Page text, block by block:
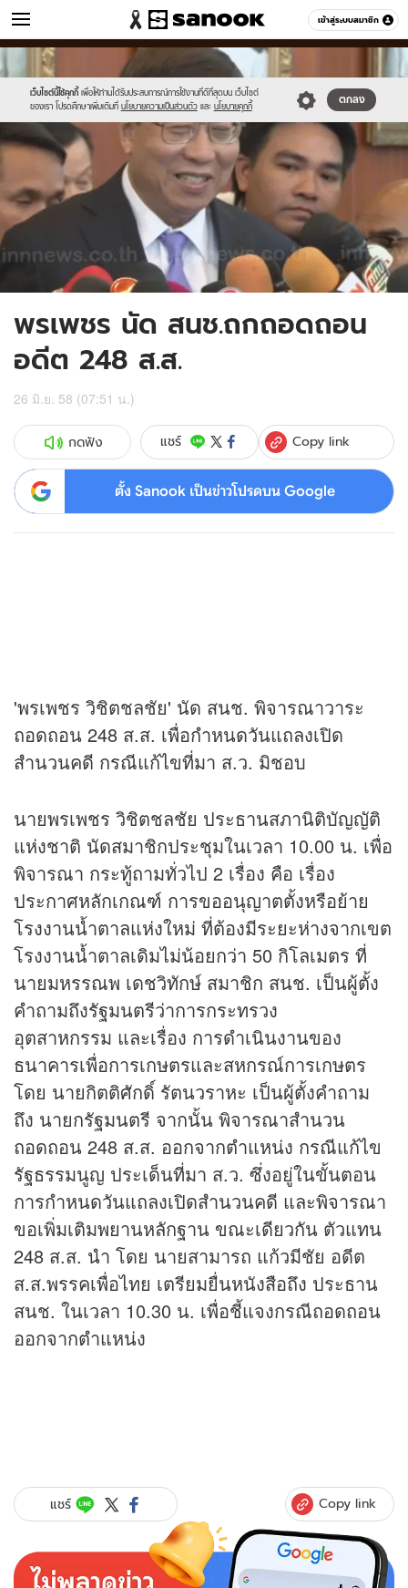
เข้าสู่ระบบสมาชิก
ข่าว หมวดอื่นๆ
เว็บไซต์นี้ใช้คุกกี้ เพื่อให้ท่านได้รับประสบการณ์การใช้งานที่ดีที่สุดบน เว็บไซต์
ของเรา โปรดศึกษาเพิ่มเติมที่ นโยบายความเป็นส่วนตัว และ นโยบายคุกกี้
ตกลง
Sanook
//s.isanook.com/sr/0/images/logo-
new-
sanook.png
//s.isanook.com/ns/0/ud/363/1818879/627543-
01.jpg
พรเพชร นัด สนช.ถกถอดถอน
อดีต 248 ส.ส.
26 มิ.ย. 58 (07:51 น.)
กดฟัง แชร์ Copy link
ตั้ง Sanook เป็นข่าวโปรดบน Google
'พรเพชร วิชิตชลชัย' นัด สนช. พิจารณาวาระ
ถอดถอน 248 ส.ส. เพื่อกำหนดวันแถลงเปิด
สำนวนคดี กรณีแก้ไขที่มา ส.ว. มิชอบ
นายพรเพชร วิชิตชลชัย ประธานสภานิติบัญญัติ
แห่งชาติ นัดสมาชิกประชุมในเวลา 10.00 น. เพื่อ
พิจารณา กระทู้ถามทั่วไป 2 เรื่อง คือ เรื่อง
ประกาศหลักเกณฑ์ การขออนุญาตตั้งหรือย้าย
โรงงานน้ำตาลแห่งใหม่ ที่ต้องมีระยะห่างจากเขต
โรงงานน้ำตาลเดิมไม่น้อยกว่า 50 กิโลเมตร ที่
นายมหรรณพ เดชวิทักษ์ สมาชิก สนช. เป็นผู้ตั้ง
คำถามถึงรัฐมนตรีว่าการกระทรวง
อุตสาหกรรม และเรื่อง การดำเนินงานของ
ธนาคารเพื่อการเกษตรและสหกรณ์การเกษตร
โดย นายกิตติศักดิ์ รัตนวราหะ เป็นผู้ตั้งคำถาม
ถึง นายกรัฐมนตรี จากนั้น พิจารณาสำนวน
ถอดถอน 248 ส.ส. ออกจากตำแหน่ง กรณีแก้ไข
รัฐธรรมนูญ ประเด็นที่มา ส.ว. ซึ่งอยู่ในขั้นตอน
การกำหนดวันแถลงเปิดสำนวนคดี และพิจารณา
ขอเพิ่มเติมพยานหลักฐาน ขณะเดียวกัน ตัวแทน
248 ส.ส. นำ โดย นายสามารถ แก้วมีชัย อดีต
ส.ส.พรรคเพื่อไทย เตรียมยื่นหนังสือถึง ประธาน
สนช. ในเวลา 10.30 น. เพื่อชี้แจงกรณีถอดถอน
ออกจากตำแหน่ง
แชร์ Copy link